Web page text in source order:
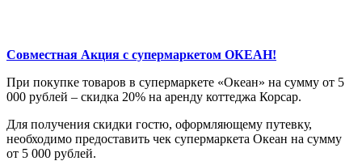
Совместная Акция с супермаркетом ОКЕАН!
При покупке товаров в супермаркете «Океан» на сумму от 5
000 рублей – скидка 20% на аренду коттеджа Корсар.
Для получения скидки гостю, оформляющему путевку,
необходимо предоставить чек супермаркета Океан на сумму
от 5 000 рублей.